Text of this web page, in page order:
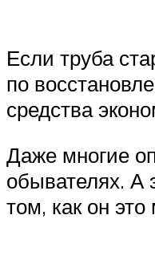
Если труба
по
средства
Даже многие
обывателях. А
том, как он